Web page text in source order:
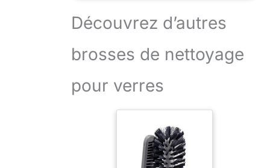
gastronomique de
grands
gastronomes.
Découvrez d’autres
brosses de nettoyage
pour verres